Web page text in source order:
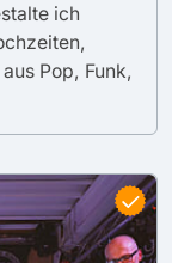
ich
Pop, Funk,